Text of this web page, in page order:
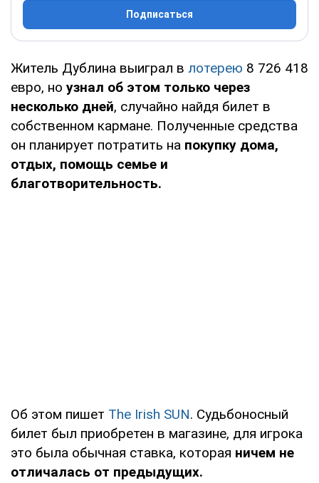
Подписаться
Житель Дублина выиграл в лотерею 8 726 418
евро, но узнал об этом только через
несколько дней, случайно найдя билет в
собственном кармане. Полученные средства
он планирует потратить на покупку дома,
отдых, помощь семье и
благотворительность.
Об этом пишет The Irish SUN. Судьбоносный
билет был приобретен в магазине, для игрока
это была обычная ставка, которая ничем не
отличалась от предыдущих.